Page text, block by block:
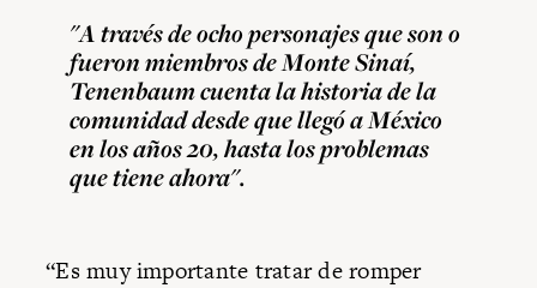
"A través de ocho personajes que son o
fueron miembros de Monte Sinaí,
Tenenbaum cuenta la historia de la
comunidad desde que llegó a México
en los años 20, hasta los problemas
que tiene ahora".
“Es muy importante tratar de romper